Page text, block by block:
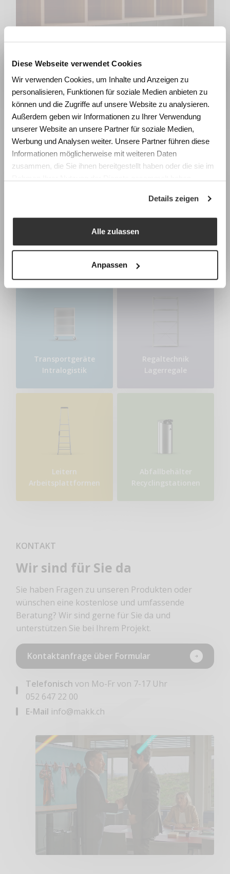
Diese Webseite verwendet Cookies
Wir verwenden Cookies, um Inhalte und Anzeigen zu
personalisieren, Funktionen für soziale Medien anbieten zu
können und die Zugriffe auf unsere Website zu analysieren.
Außerdem geben wir Informationen zu Ihrer Verwendung
unserer Website an unsere Partner für soziale Medien,
Werbung und Analysen weiter. Unsere Partner führen diese
Informationen möglicherweise mit weiteren Daten
zusammen, die Sie ihnen bereitgestellt haben oder die sie im
Details zeigen
Alle zulassen
Anpassen
Garderoben
Sanitär-
Transport​geräte
Intralogistik
Regaltechnik
Lagerregale
Leitern
Arbeitsplattformen
Abfallbehälter
Recyclingstationen
KONTAKT
Wir sind für Sie da
Sie haben Fragen zu unseren Produkten oder
wünschen eine kostenlose und umfassende
Beratung? Wir sind gerne für Sie da und
unterstützen Sie bei Ihrem Projekt.
Kontaktanfrage über Formular
Telefonisch von Mo-Fr von 7-17 Uhr
052 647 22 00
E-Mail info@makk.ch
Wie beeinflussen Räume
Lernen und Wohlbefinden?
Erleben Sie die Wirkung von
Raumgestaltung anhand realistischer
Simulationen und gewinnen Sie konkrete
Impulse für die Planung zukunftsfähiger
Lernräume.
Fachtagung Labor Schulraum
Mittwoch, 9. September 2026
Programm & Anmeldung
Earlybird-Preis bis 15. Juli 2026